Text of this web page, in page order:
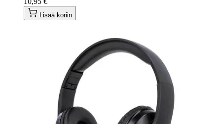
Lisää koriin